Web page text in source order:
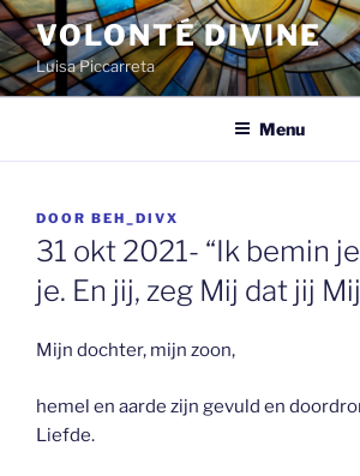
Spring
naar
de
inhoud
VOLONTÉ DIVINE
Luisa Piccarreta
Menu
GEPLAATST
OP
DOOR BEH_DIVX
31 okt 2021- “Ik bemin
je. En jij, zeg Mij dat jij
Mijn dochter, mijn zoon,
hemel en aarde zijn gevuld en
Liefde.